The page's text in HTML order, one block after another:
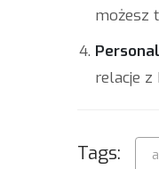
możesz
relacje z
Tags: